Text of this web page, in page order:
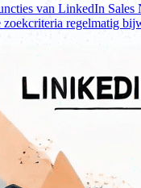
van LinkedIn Sales
zoekcriteria regelmatig